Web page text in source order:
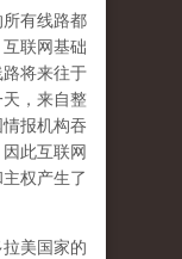
有线路都
联网基础
将来往于
，来自整
报机构吞
此互联网
权产生了
美国家的